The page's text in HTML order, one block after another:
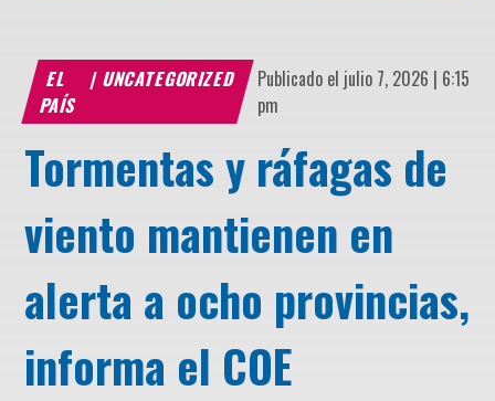
EL
PAÍS
| UNCATEGORIZED
Publicado el julio 7, 2026 | 6:15
pm
Tormentas y ráfagas de
viento mantienen en
alerta a ocho provincias,
informa el COE